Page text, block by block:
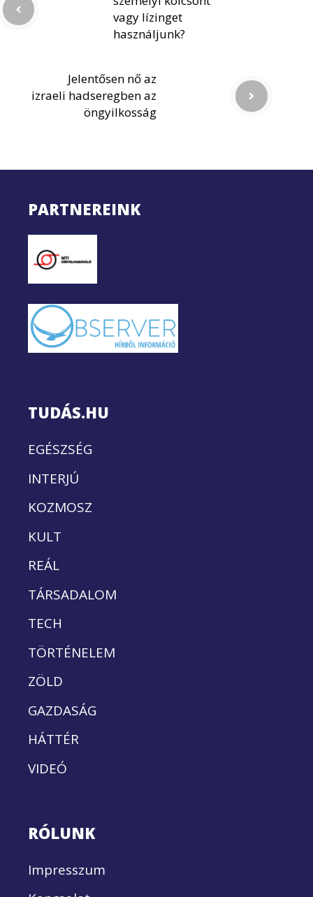
vagy lízinget
használjunk?
Jelentősen nő az
izraeli hadseregben az
öngyilkosság
PARTNEREINK
TUDÁS.HU
EGÉSZSÉG
INTERJÚ
KOZMOSZ
KULT
REÁL
TÁRSADALOM
TECH
TÖRTÉNELEM
ZÖLD
GAZDASÁG
HÁTTÉR
VIDEÓ
RÓLUNK
Impresszum